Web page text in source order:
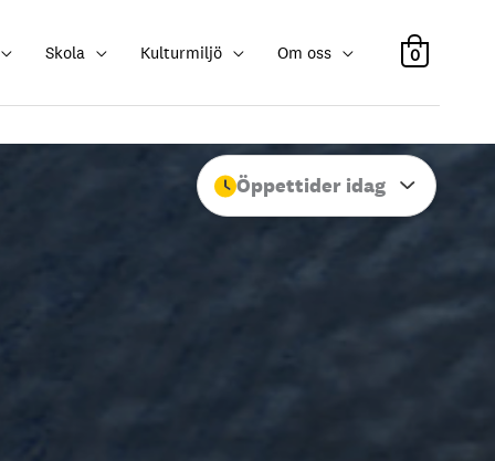
Öppettider idag Stäng
Skola Kulturmiljö Om oss 0